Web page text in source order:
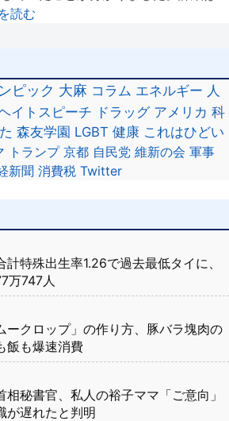
読む
ピック 大麻 コラム エネルギー 人
イトスピーチ ドラッグ アメリカ 科
森友学園 LGBT 健康 これはひどい
トランプ 京都 自民党 維新の会 軍事
新聞 消費税 Twitter
計特殊出生率1.26で過去最低タイに、
万747人
ークロップ」の作り方、豚バラ塊肉の
飯も爆速消費
相秘書官、私人の裕子ママ「ご意向」
が遅れたと判明